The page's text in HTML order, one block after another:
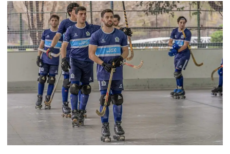
HOCKEY
SOBRE
PATINES
MASCULINO
–
CAMPEONATO
ARGENTINO
–
FECHA